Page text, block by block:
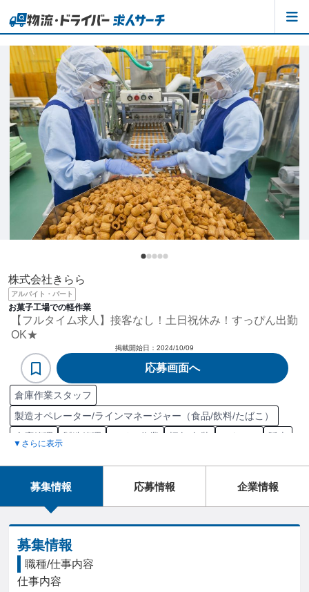
株式会社きらら
アルバイト・パート
お菓子工場での軽作業
【フルタイム求人】接客なし！土日祝休み！すっぴん出勤
OK★
掲載開始日： 2024/10/09
応募画面へ
倉庫作業スタッフ
製造オペレーター/ラインマネージャー（食品/飲料/たばこ）
倉庫管理
製造管理 ライン作業 梱包/包装 スタッフ
販売
▼さらに表示
募集情報 応募情報 企業情報
募集情報
職種/仕事内容
仕事内容